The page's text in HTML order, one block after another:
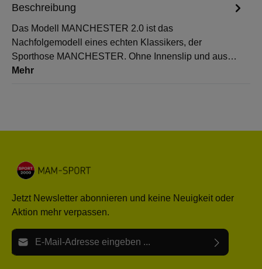
Beschreibung
Das Modell MANCHESTER 2.0 ist das
Nachfolgemodell eines echten Klassikers, der
Sporthose MANCHESTER. Ohne Innenslip und aus…
Mehr
Jetzt Newsletter abonnieren und keine Neuigkeit oder
Aktion mehr verpassen.
E-Mail-Adresse*